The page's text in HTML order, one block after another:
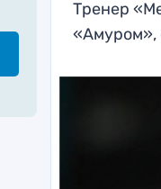
Тренер
«Амуром»,